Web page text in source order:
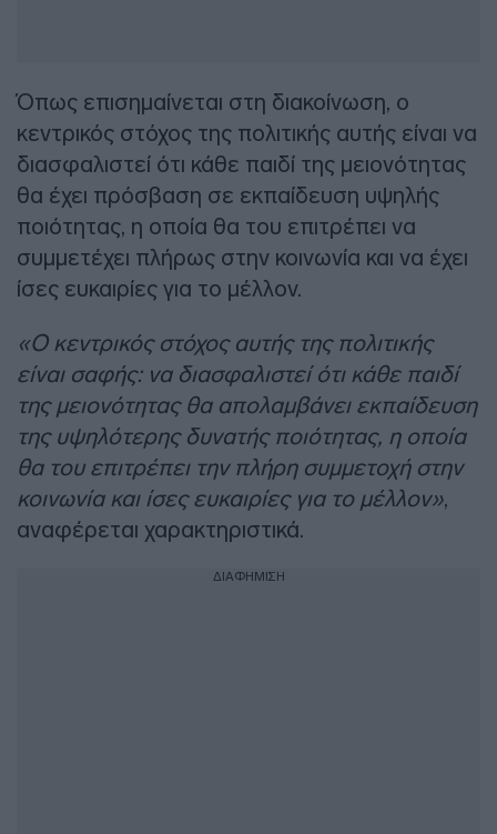
Όπως επισημαίνεται στη διακοίνωση, ο
κεντρικός στόχος της πολιτικής αυτής είναι να
διασφαλιστεί ότι κάθε παιδί της μειονότητας
θα έχει πρόσβαση σε εκπαίδευση υψηλής
ποιότητας, η οποία θα του επιτρέπει να
συμμετέχει πλήρως στην κοινωνία και να έχει
ίσες ευκαιρίες για το μέλλον.
«Ο κεντρικός στόχος αυτής της πολιτικής
είναι σαφής: να διασφαλιστεί ότι κάθε παιδί
της μειονότητας θα απολαμβάνει εκπαίδευση
της υψηλότερης δυνατής ποιότητας, η οποία
θα του επιτρέπει την πλήρη συμμετοχή στην
κοινωνία και ίσες ευκαιρίες για το μέλλον»,
αναφέρεται χαρακτηριστικά.
ΔΙΑΦΗΜΙΣΗ